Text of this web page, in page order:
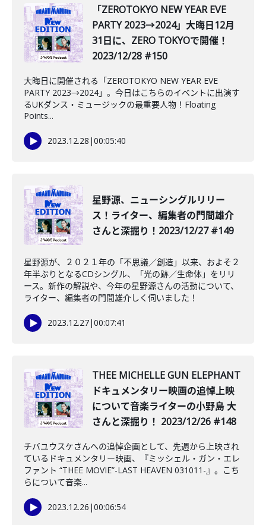
「ZEROTOKYO NEW YEAR EVE
PARTY 2023→2024」大晦日12月
31日に、ZERO TOKYOで開催！
2023/12/28 #150
大晦日に開催される「ZEROTOKYO NEW YEAR EVE
PARTY 2023→2024」。今日はこちらのイベントに出演す
るUKダンス・ミュージックの最重要人物！Floating
Points...
2023.12.28 |00:05:40
星野源、ニューシングルリリー
ス！ライター、編集者の門間雄介
さんと深掘り！2023/12/27 #149
星野源が、２０２１年の「不思議／創造」以来、およそ２
年半ぶりとなるCDシングル、「光の跡／生命体」をリリ
ース。新作の解説や、今年の星野源さんの活動について、
ライター、編集者の門間雄介しく伺いました！
2023.12.27|00:07:41
️THEE MICHELLE GUN ELEPHANT
ドキュメンタリー映画の追悼上映
について音楽ライターの小野島 大
さんと深掘り！ 2023/12/26 #148
チバユウスケさんへの追悼企画として、先週から上映され
ているドキュメンタリー映画、『ミッシェル・ガン・エレ
ファント “THEE MOVIE”-LAST HEAVEN 031011-』。こち
らについて音楽...
2023.12.26 |00:06:54